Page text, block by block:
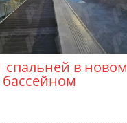
спальней в новом
бассейном